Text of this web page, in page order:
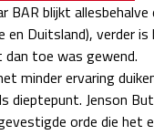
BAR blijkt
en Duitsland), verder
dan toe was gewend.
minder ervaring
dieptepunt. Jenson
orde die